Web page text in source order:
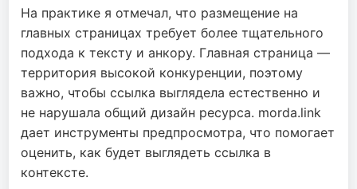
На практике я отмечал, что размещение на
главных страницах требует более тщательного
подхода к тексту и анкору. Главная страница —
территория высокой конкуренции, поэтому
важно, чтобы ссылка выглядела естественно и
не нарушала общий дизайн ресурса. morda.link
дает инструменты предпросмотра, что помогает
оценить, как будет выглядеть ссылка в
контексте.